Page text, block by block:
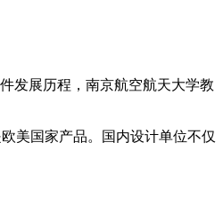
发展历程，南京航空航天大学教
美国家产品。国内设计单位不仅